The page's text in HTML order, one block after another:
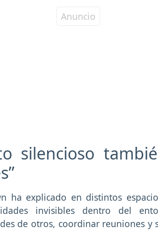
silencioso
ha explicado en distintos
invisibles dentro del
de otros, coordinar reuniones y